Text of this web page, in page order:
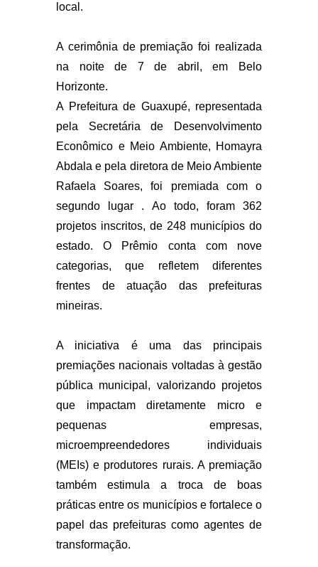
local.
A cerimônia de premiação foi realizada
na noite de 7 de abril, em Belo
Horizonte.
A Prefeitura de Guaxupé, representada
pela Secretária de Desenvolvimento
Econômico e Meio Ambiente, Homayra
Abdala e pela diretora de Meio Ambiente
Rafaela Soares, foi premiada com o
segundo lugar . Ao todo, foram 362
projetos inscritos, de 248 municípios do
estado. O Prêmio conta com nove
categorias, que refletem diferentes
frentes de atuação das prefeituras
mineiras.
A iniciativa é uma das principais
premiações nacionais voltadas à gestão
pública municipal, valorizando projetos
que impactam diretamente micro e
pequenas empresas,
microempreendedores individuais
(MEIs) e produtores rurais. A premiação
também estimula a troca de boas
práticas entre os municípios e fortalece o
papel das prefeituras como agentes de
transformação.